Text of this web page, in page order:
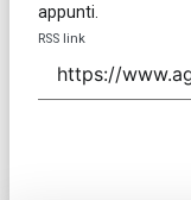
appunti.
RSS link